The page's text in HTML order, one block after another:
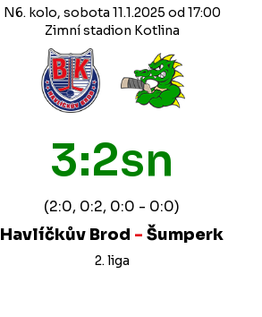
N6. kolo, sobota 11.1.2025 od 17:00
Zimní stadion Kotlina
3:2sn
(2:0, 0:2, 0:0 - 0:0)
Havlíčkův Brod - Šumperk
2. liga